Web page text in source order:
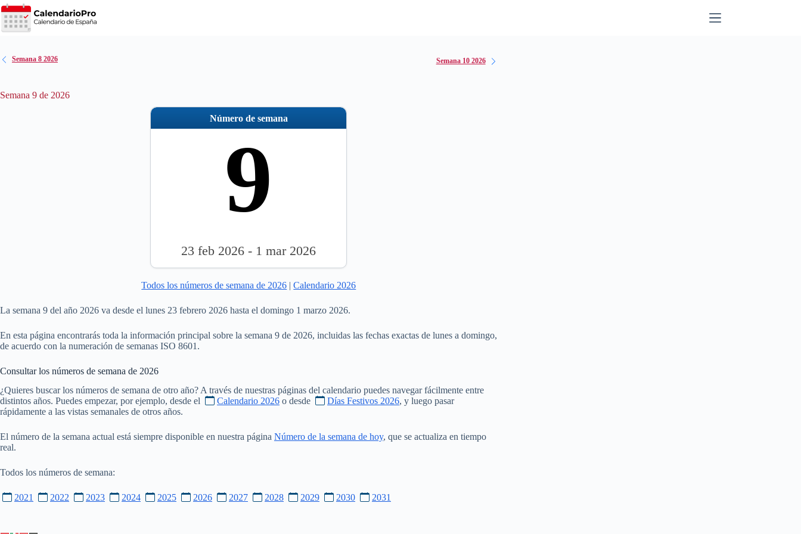
Saltar
al
contenido
Semana 8 2026 Semana 10 2026
Semana 9 de 2026
Número de semana
9
23 feb 2026 - 1 mar 2026
Todos los números de semana de 2026 |Calendario 2026
La semana 9 del año 2026 va desde el lunes 23 febrero 2026 hasta el domingo 1 marzo 2026.
En esta página encontrarás toda la información principal sobre la semana 9 de 2026, incluidas las fechas exactas de lunes a domingo,
de acuerdo con la numeración de semanas ISO 8601.
Consultar los números de semana de 2026
¿Quieres buscar los números de semana de otro año? A través de nuestras páginas del calendario puedes navegar fácilmente entre
distintos años. Puedes empezar, por ejemplo, desde el
Calendario 2026 o desde Días Festivos 2026, y luego pasar
rápidamente a las vistas semanales de otros años.
El número de la semana actual está siempre disponible en nuestra página Número de la semana de hoy, que se actualiza en tiempo
real.
Todos los números de semana:
2021 2022 2023 2024 2025 2026 2027 2028 2029 2030 2031